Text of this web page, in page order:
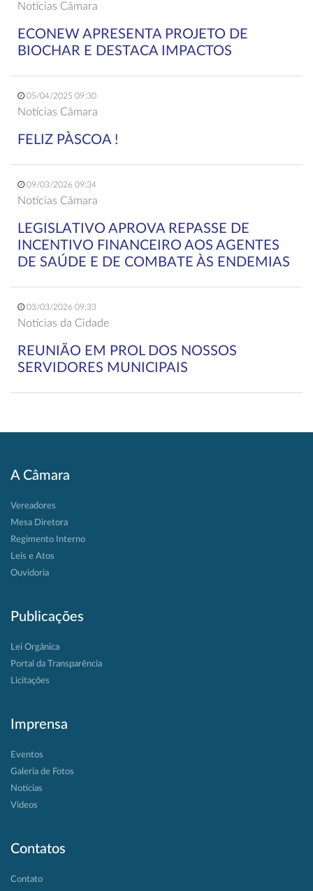
Notícias Câmara
ECONEW APRESENTA PROJETO DE
BIOCHAR E DESTACA IMPACTOS
05/04/2025 09:30
Notícias Câmara
FELIZ PÀSCOA !
09/03/2026 09:34
Notícias Câmara
LEGISLATIVO APROVA REPASSE DE
INCENTIVO FINANCEIRO AOS AGENTES
DE SAÚDE E DE COMBATE ÀS ENDEMIAS
03/03/2026 09:33
Notícias da Cidade
REUNIÃO EM PROL DOS NOSSOS
SERVIDORES MUNICIPAIS
A Câmara
Vereadores
Mesa Diretora
Regimento Interno
Leis e Atos
Ouvidoria
Publicações
Lei Orgânica
Portal da Transparência
Licitações
Imprensa
Eventos
Galeria de Fotos
Notícias
Vídeos
Contatos
Contato